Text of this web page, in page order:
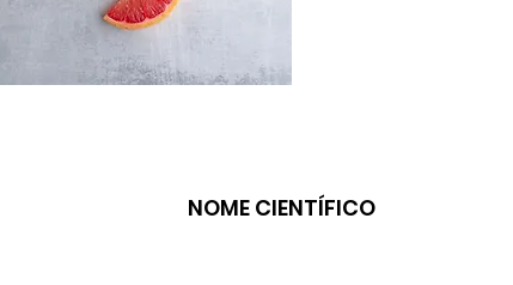
NOME CIENTÍFICO